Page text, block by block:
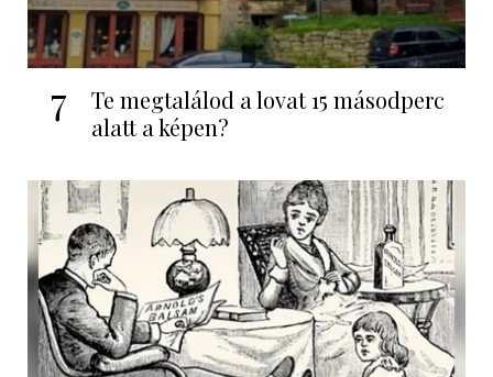
7
Te megtalálod a lovat 15 másodperc
alatt a képen?